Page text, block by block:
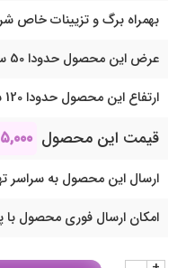
بهمراه برگ و تزیینات خاص
عرض این محصول حدودا 50 سانتی متر می باشد
ارتفاع این محصول حدودا 120 سانتی متر می باشد
قیمت این محصول
ارسال این محصول به سراسر
امکان ارسال فوری محصول